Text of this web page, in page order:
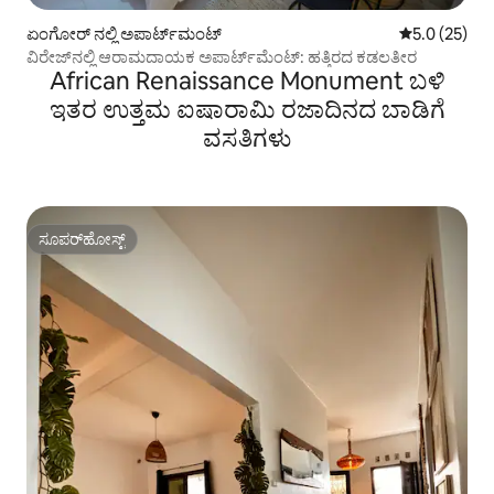
ಏಂಗೋರ್ ನಲ್ಲಿ ಅಪಾರ್ಟ್‌ಮಂಟ್ 5 ರಲ್ಲಿ 5.0
5.0 (25)
ವಿರೇಜ್‌ನಲ್ಲಿ ಆರಾಮದಾಯಕ ಅಪಾರ್ಟ್‌ಮೆಂಟ್: ಹತ್ತಿರದ ಕಡಲತೀರ
African Renaissance Monument ಬಳಿ
ಇತರ ಉತ್ತಮ ಐಷಾರಾಮಿ ರಜಾದಿನದ ಬಾಡಿಗೆ
ವಸತಿಗಳು
ಸೂಪರ್‌ಹೋಸ್ಟ್
ಸೂಪರ್‌ಹೋಸ್ಟ್